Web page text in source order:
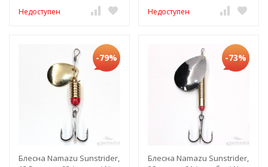
Недоступен Недоступен
-79%
Блесна Namazu Sunstrider,
-73%
Блесна Namazu Sunstrider,